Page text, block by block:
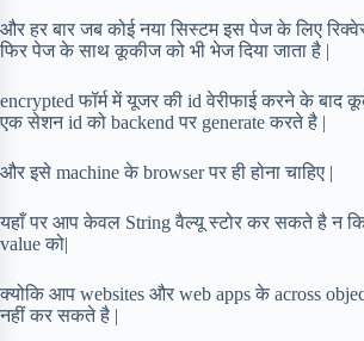
और हर बार जब कोई नया सिस्टम इस पेज के लिए
फिर पेज के साथ कूकीज को भी भेज दिया जाता है |
encrypted फॉर्म में यूजर की id वेरीफाई करने के बाद
एक सेशन id को backend पर generate करते है |
और इसे machine के browser पर ही होना चाहिए |
यहाँ पर आप केवल String वैल्यू स्टोर कर सकते है न
value को|
क्योकि आप websites और web apps के across
नहीं कर सकते है |